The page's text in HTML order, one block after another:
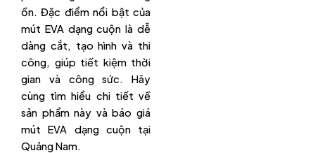
ồn. Đặc điểm nổi bật của
mút EVA dạng cuộn là dễ
dàng cắt, tạo hình và thi
công, giúp tiết kiệm thời
gian và công sức. Hãy
cùng tìm hiểu chi tiết về
sản phẩm này và báo giá
mút EVA dạng cuộn tại
Quảng Nam.